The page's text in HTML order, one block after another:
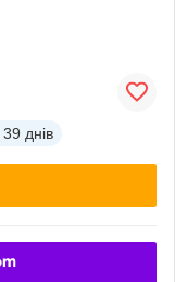
39 днів